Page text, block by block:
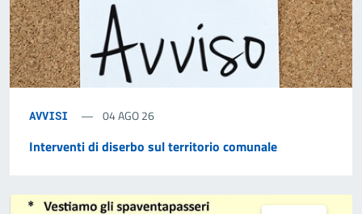
AVVISI 04 AGO 26
Interventi di diserbo sul territorio comunale